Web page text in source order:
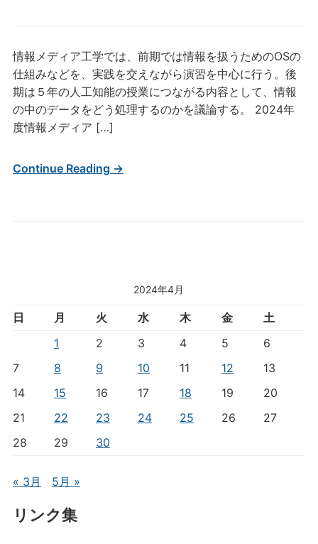
2024年4月
日 月 火 水 木 金
土
1
2 3 4 5
6
7
8 9 10 11 12
13
14
15 16 17 18 19
20
21
22 23 24 25 26
27
28
29 30
« 3月 5月 »
リンク集
情報メディア工学では、前期では情報を扱うためのOSの
仕組みなどを、実践を交えながら演習を中心に行う。後
期は５年の人工知能の授業につながる内容として、情報
の中のデータをどう処理するのかを議論する。 2024年
度情報メディア […]
Continue Reading →